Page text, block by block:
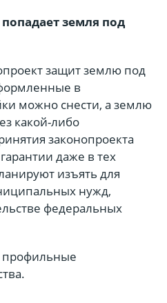
земля под
защит землю под
в
можно снести, а землю
какой-либо
законопроекта
даже в тех
изъять для
нужд,
федеральных
профильные